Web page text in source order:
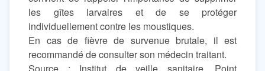
les gîtes larvaires et de se protéger
individuellement contre les moustiques.
En cas de fièvre de survenue brutale, il est
recommandé de consulter son médecin traitant.